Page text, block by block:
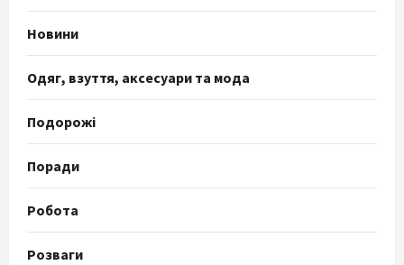
Новини
Одяг, взуття, аксесуари та мода
Подорожі
Поради
Робота
Розваги